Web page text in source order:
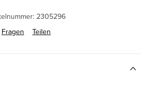
2305296
Fragen
Teilen